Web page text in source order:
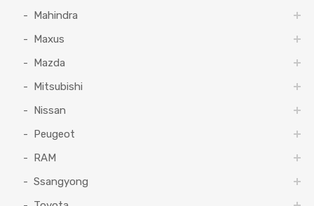
Mahindra
Maxus
Mazda
Mitsubishi
Nissan
Peugeot
RAM
Ssangyong